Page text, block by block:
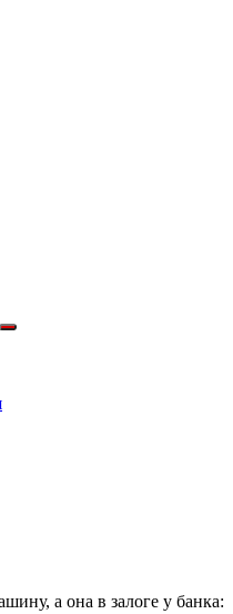
Поиск
а она в залоге у банка: